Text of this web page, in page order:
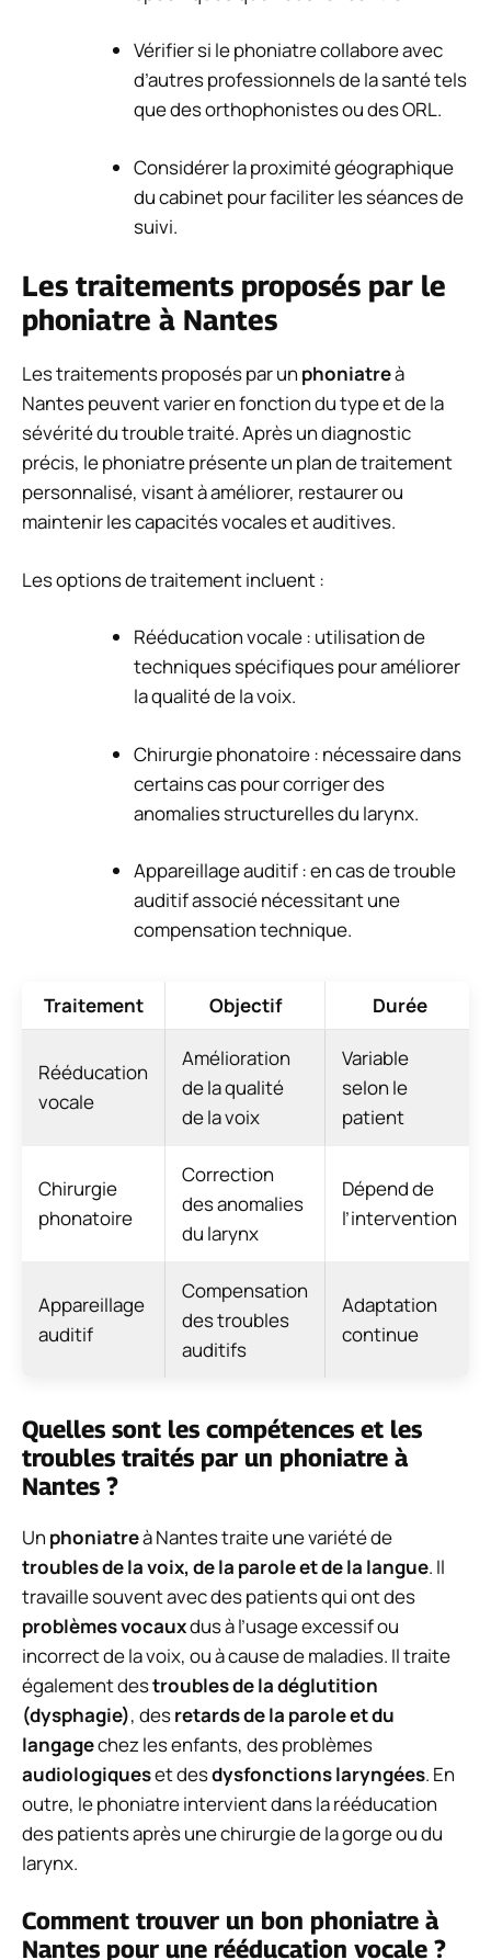
Vérifier si le phoniatre collabore avec
d’autres professionnels de la santé tels
que des orthophonistes ou des ORL.
Considérer la proximité géographique
du cabinet pour faciliter les séances de
suivi.
Les traitements proposés par le
phoniatre à Nantes
Les traitements proposés par un phoniatreà
Nantes peuvent varier en fonction du type et de la
sévérité du trouble traité. Après un diagnostic
précis, le phoniatre présente un plan de traitement
personnalisé, visant à améliorer, restaurer ou
maintenir les capacités vocales et auditives.
Les options de traitement incluent :
Rééducation vocale : utilisation de
techniques spécifiques pour améliorer
la qualité de la voix.
Chirurgie phonatoire : nécessaire dans
certains cas pour corriger des
anomalies structurelles du larynx.
Appareillage auditif : en cas de trouble
auditif associé nécessitant une
compensation technique.
Traitement Objectif Durée
Rééducation
vocale
Amélioration
de la qualité
de la voix
Variable
selon le
patient
Chirurgie
phonatoire
Correction
des anomalies
du larynx
Dépend de
l’intervention
Appareillage
auditif
Compensation
des troubles
auditifs
Adaptation
continue
Quelles sont les compétences et les
troubles traités par un phoniatre à
Nantes ?
Un phoniatreà Nantes traite une variété de
troubles de la voix, de la parole et de la langue. Il
travaille souvent avec des patients qui ont des
problèmes vocauxdus à l’usage excessif ou
incorrect de la voix, ou à cause de maladies. Il traite
également destroubles de la déglutition
(dysphagie), desretards de la parole et du
langagechez les enfants, des problèmes
audiologiqueset desdysfonctions laryngées. En
outre, le phoniatre intervient dans la rééducation
des patients après une chirurgie de la gorge ou du
larynx.
Comment trouver un bon phoniatre à
Nantes pour une rééducation vocale ?